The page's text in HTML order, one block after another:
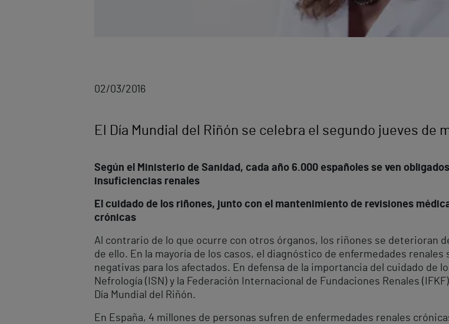
02/03/2016
El Día Mundial del Riñón se celebra el segundo jueves de
Según el Ministerio de Sanidad, cada año 6.000 españoles se ven
insuficiencias renales
El cuidado de los riñones, junto con el mantenimiento de revisiones
crónicas
Al contrario de lo que ocurre con otros órganos, los riñones se deterioran
de ello. En la mayoría de los casos, el diagnóstico de enfermedades
negativas para los afectados. En defensa de la importancia del cuidado de
Nefrología (ISN) y la Federación Internacional de Fundaciones Renales
Día Mundial del Riñón.
En España, 4 millones de personas sufren de enfermedades renales